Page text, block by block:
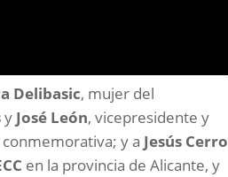
Delibasic, mujer del
y José León, vicepresidente y
y a Jesús Cerro
en la provincia de Alicante, y